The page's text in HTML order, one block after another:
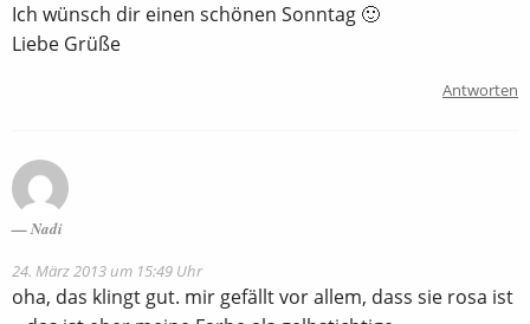
Ich wünsch dir einen schönen Sonntag 🙂
Liebe Grüße
Antworten
Nadi
24. März 2013 um 15:49 Uhr
oha, das klingt gut. mir gefällt vor allem, dass sie rosa ist